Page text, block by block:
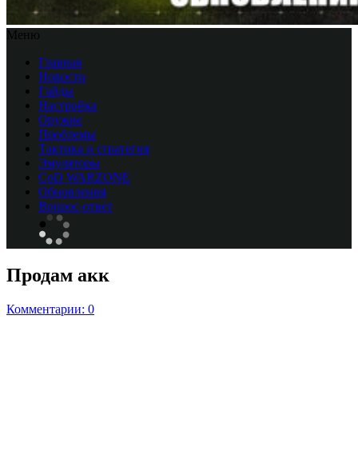
Меню
Главная
Новости
Гайды
Настройка
Оружие
Проблемы
Тактика и стратегия
Эмуляторы
CоD WARZONE
Обновления
Вопрос-ответ
Продам акк
Комментарии: 0